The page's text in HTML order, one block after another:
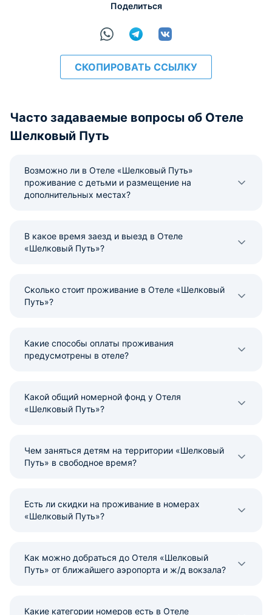
Поделиться
СКОПИРОВАТЬ ССЫЛКУ
Часто задаваемые вопросы об Отеле
Шелковый Путь
Возможно ли в Отеле «Шелковый Путь»
проживание с детьми и размещение на
дополнительных местах?
В какое время заезд и выезд в Отеле
«Шелковый Путь»?
Сколько стоит проживание в Отеле «Шелковый
Путь»?
Какие способы оплаты проживания
предусмотрены в отеле?
Какой общий номерной фонд у Отеля
«Шелковый Путь»?
Чем заняться детям на территории «Шелковый
Путь» в свободное время?
Есть ли скидки на проживание в номерах
«Шелковый Путь»?
Как можно добраться до Отеля «Шелковый
Путь» от ближайшего аэропорта и ж/д вокзала?
Какие категории номеров есть в Отеле